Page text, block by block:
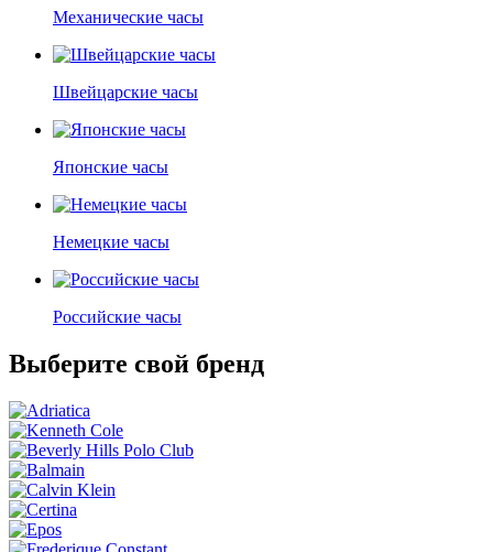
Механические часы
Швейцарские часы
Японские часы
Немецкие часы
Российские часы
Выберите свой бренд